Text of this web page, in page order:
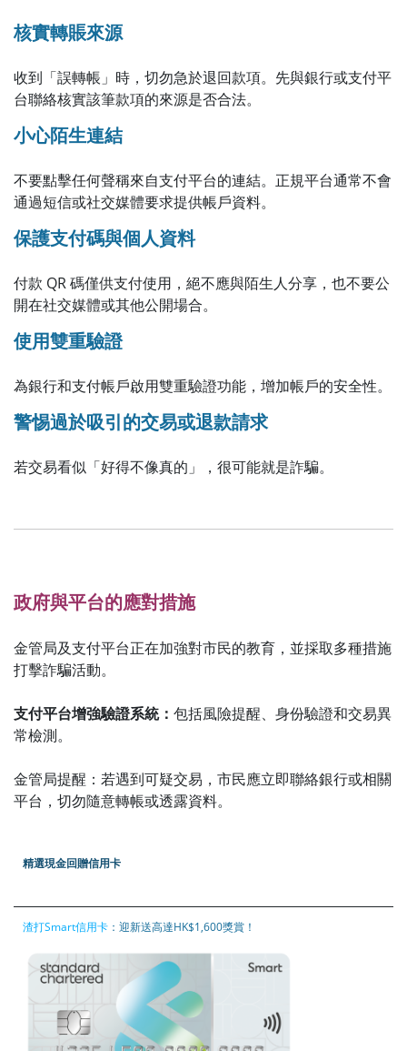
核實轉賬來源
收到「誤轉帳」時，切勿急於退回款項。先與銀行或支付平
台聯絡核實該筆款項的來源是否合法。
小心陌生連結
不要點擊任何聲稱來自支付平台的連結。正規平台通常不會
通過短信或社交媒體要求提供帳戶資料。
保護支付碼與個人資料
付款 QR 碼僅供支付使用，絕不應與陌生人分享，也不要公
開在社交媒體或其他公開場合。
使用雙重驗證
為銀行和支付帳戶啟用雙重驗證功能，增加帳戶的安全性。
警惕過於吸引的交易或退款請求
若交易看似「好得不像真的」，很可能就是詐騙。
政府與平台的應對措施
金管局及支付平台正在加強對市民的教育，並採取多種措施
打擊詐騙活動。
支付平台增強驗證系統： 包括風險提醒、身份驗證和交易異
常檢測。
金管局提醒：若遇到可疑交易，市民應立即聯絡銀行或相關
平台，切勿隨意轉帳或透露資料。
精選現金回贈信用卡
渣打Smart信用卡 ：迎新送高達HK$1,600獎賞！